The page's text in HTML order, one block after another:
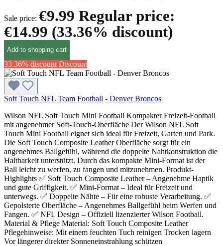
Sale price: €9.99 Regular price:
€14.99 (33.36% discount)
Add to shopping cart
33.36% discount Discount
Soft Touch NFL Team Football - Denver Broncos
Wilson NFL Soft Touch Mini Football Kompakter Freizeit-Football
mit angenehmer Soft-Touch-Oberfläche Der Wilson NFL Soft
Touch Mini Football eignet sich ideal für Freizeit, Garten und Park.
Die Soft Touch Composite Leather Oberfläche sorgt für ein
angenehmes Ballgefühl, während die doppelte Nahtkonstruktion die
Haltbarkeit unterstützt. Durch das kompakte Mini-Format ist der
Ball leicht zu werfen, zu fangen und mitzunehmen. Produkt-
Highlights ✅ Soft Touch Composite Leather – Angenehme Haptik
und gute Griffigkeit. ✅ Mini-Format – Ideal für Freizeit und
unterwegs. ✅ Doppelte Nähte – Für eine robuste Verarbeitung. ✅
Gepolsterte Oberfläche – Angenehmes Ballgefühl beim Werfen und
Fangen. ✅ NFL Design – Offiziell lizenzierter Wilson Football.
Material & Pflege Material: Soft Touch Composite Leather
Pflegehinweise: Mit einem feuchten Tuch reinigen Trocken lagern
Vor längerer direkter Sonneneinstrahlung schützen